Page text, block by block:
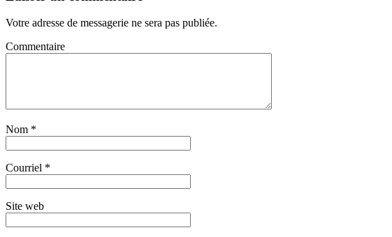
Votre adresse de messagerie ne sera pas publiée.
Commentaire
Nom *
Courriel *
Site web